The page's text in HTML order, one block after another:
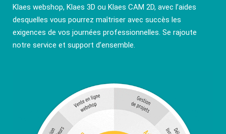
Klaes webshop, Klaes 3D ou Klaes CAM 2D, avec l’aides
desquelles vous pourrez maîtriser avec succès les
exigences de vos journées professionnelles. Se rajoute
notre service et support d’ensemble.